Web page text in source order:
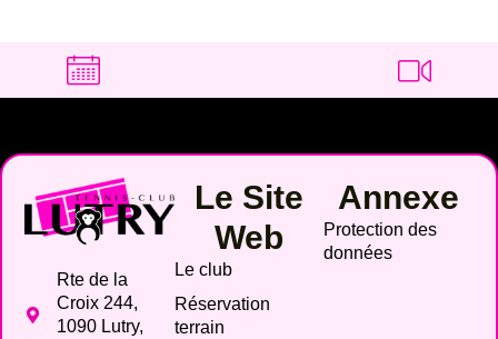
Rte de la
Croix 244,
1090 Lutry,
Le Site
Web
Le club
Réservation
terrain
Annexe
Protection des
données